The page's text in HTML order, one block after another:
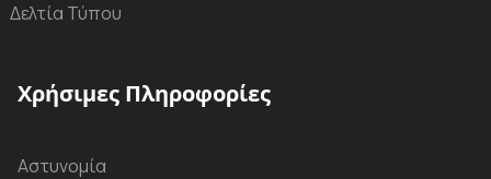
Δελτία Τύπου
Χρήσιμες Πληροφορίες
Αστυνομία